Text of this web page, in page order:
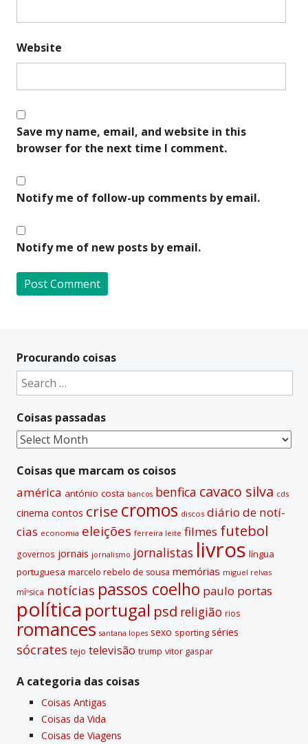
Website
Save my name, email, and website in this
browser for the next time I comment.
Notify me of follow-up comments by email.
Notify me of new posts by email.
t
e
a
t
i
v
Procurando coisas
Search
for:
Coisas passadas
Coisas
Coisas que marcam os coisos
américa antónio costa bancos benfica cavaco silva cds
cinema contos crise cromos discos diário de notí­
cias economia eleições ferreira leite filmes futebol
governos jornais jornalismo jornalistas livros lí­ngua
portuguesa marcelo rebelo de sousa memórias miguel relvas
míºsica notí­cias passos coelho paulo portas
polí­tica portugal psd religião rios
romances santana lopes sexo sporting séries
sócrates tejo televisão trump vitor gaspar
A categoria das coisas
Coisas Antigas
Coisas da Vida
Coisas de Viagens